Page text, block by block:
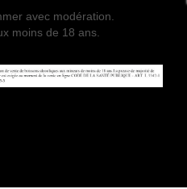
avec modération.
moins de 18 ans.